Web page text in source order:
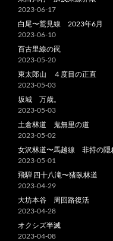
2023-06-17
白尾〜鷲見線 2023年6月
2023-06-10
百古里線の罠
2023-05-20
東太郎山 ４度目の正直
2023-05-03
坂城 万歳。
2023-05-03
土倉林道 鬼無里の道
2023-05-02
女沢林道〜馬越線 非持の隠
2023-05-01
飛騨 四十八滝〜猪臥林道
2023-04-29
大坊本谷 周回路復活
2023-04-28
オクシズ半滅
2023-04-08